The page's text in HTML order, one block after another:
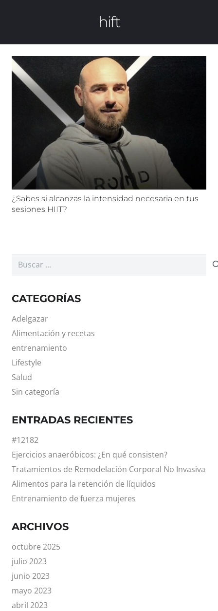
hift
¿Sabes si alcanzas la intensidad necesaria en tus
sesiones HIIT?
Buscar:
CATEGORÍAS
Adelgazar
Alimentación y recetas
entrenamiento
Lifestyle
Salud
Sin categoría
ENTRADAS RECIENTES
#12182
Ejercicios anaeróbicos: ¿En qué consisten?
Tratamientos de Remodelación Corporal No Invasiva
Alimentos para la retención de líquidos
Entrenamiento de fuerza mujeres
ARCHIVOS
octubre 2025
julio 2023
junio 2023
mayo 2023
abril 2023